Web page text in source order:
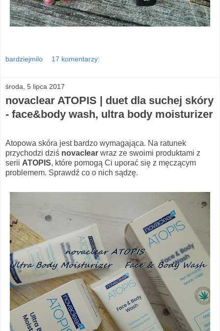
bardziejmilo 17 komentarzy:
środa, 5 lipca 2017
novaclear ATOPIS | duet dla suchej skóry
- face&body wash, ultra body moisturizer
Atopowa skóra jest bardzo wymagająca. Na ratunek
przychodzi dziś novaclear wraz ze swoimi produktami z
serii ATOPIS, które pomogą Ci uporać się z męczącym
problemem. Sprawdź co o nich sądzę.